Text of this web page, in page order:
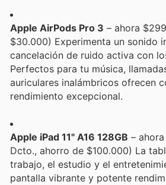
Apple AirPods Pro 3 – ahora
$30.000) Experimenta un sonido
cancelación de ruido activa con
Perfectos para tu música,
auriculares inalámbricos ofrecen
rendimiento excepcional.
Apple iPad 11" A16 128GB –
Dcto., ahorro de $100.000) La
trabajo, el estudio y el
pantalla vibrante y potente